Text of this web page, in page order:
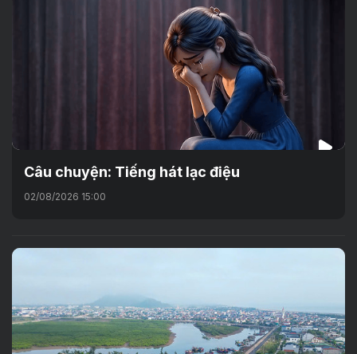
Câu chuyện: Tiếng hát lạc điệu
02/08/2026 15:00